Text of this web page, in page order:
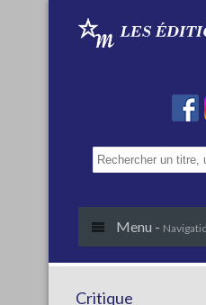
Menu -
Critique